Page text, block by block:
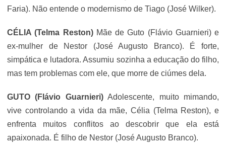
Faria). Não entende o modernismo de Tiago (José Wilker).
CÉLIA (Telma Reston) Mãe de Guto (Flávio Guarnieri) e
ex-mulher de Nestor (José Augusto Branco). É forte,
simpática e lutadora. Assumiu sozinha a educação do filho,
mas tem problemas com ele, que morre de ciúmes dela.
GUTO (Flávio Guarnieri)Adolescente, muito mimando,
vive controlando a vida da mãe, Célia (Telma Reston), e
enfrenta muitos conflitos ao descobrir que ela está
apaixonada. É filho de Nestor (José Augusto Branco).